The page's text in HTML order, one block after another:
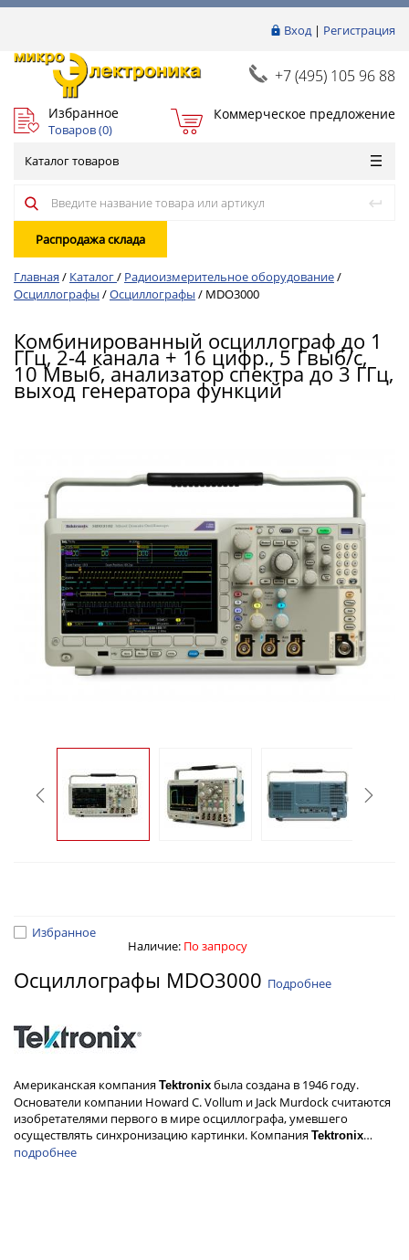
Вход| Регистрация
+7 (495) 105 96 88
Избранное
Товаров (0)
Коммерческое предложение
Каталог товаров
Распродажа склада
Главная / Каталог/ Радиоизмерительное оборудование/
Осциллографы /Осциллографы / MDO3000
Комбинированный осциллограф до 1
ГГц, 2-4 канала + 16 цифр., 5 Гвыб/с,
10 Мвыб, анализатор спектра до 3 ГГц,
выход генератора функций
Избранное
Наличие: По запросу
Осциллографы MDO3000 Подробнее
Американская компания Tektronix была создана в 1946 году.
Основатели компании Howard C. Vollum и Jack Murdock считаются
изобретателями первого в мире осциллографа, умевшего
осуществлять синхронизацию картинки. Компания Tektronix…
подробнее